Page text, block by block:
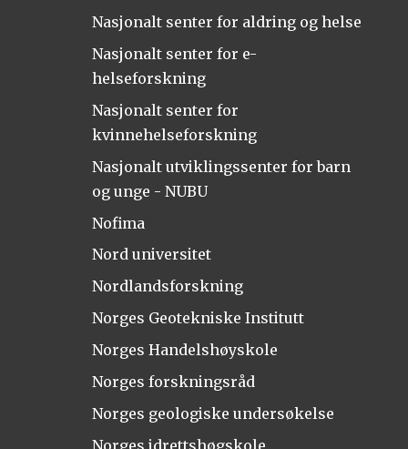
Nasjonalt senter for aldring og helse
Nasjonalt senter for e-
helseforskning
Nasjonalt senter for
kvinnehelseforskning
Nasjonalt utviklingssenter for barn
og unge - NUBU
Nofima
Nord universitet
Nordlandsforskning
Norges Geotekniske Institutt
Norges Handelshøyskole
Norges forskningsråd
Norges geologiske undersøkelse